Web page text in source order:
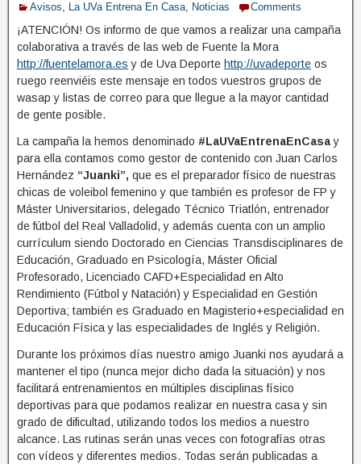
Avisos, La UVa Entrena En Casa, Noticias Comments
¡ATENCIÓN! Os informo de que vamos a realizar una campaña
colaborativa a través de las web de Fuente la Mora
http://fuentelamora.es y de Uva Deporte http://uvadeporte os
ruego reenviéis este mensaje en todos vuestros grupos de
wasap y listas de correo para que llegue a la mayor cantidad
de gente posible.
La campaña la hemos denominado #LaUVaEntrenaEnCasay
para ella contamos como gestor de contenido con Juan Carlos
Hernández “Juanki”, que es el preparador físico de nuestras
chicas de voleibol femenino y que también es profesor de FP y
Máster Universitarios, delegado Técnico Triatlón, entrenador
de fútbol del Real Valladolid, y además cuenta con un amplio
currículum siendo Doctorado en Ciencias Transdisciplinares de
Educación, Graduado en Psicología, Máster Oficial
Profesorado, Licenciado CAFD+Especialidad en Alto
Rendimiento (Fútbol y Natación) y Especialidad en Gestión
Deportiva; también es Graduado en Magisterio+especialidad en
Educación Física y las especialidades de Inglés y Religión.
Durante los próximos días nuestro amigo Juanki nos ayudará a
mantener el tipo (nunca mejor dicho dada la situación) y nos
facilitará entrenamientos en múltiples disciplinas físico
deportivas para que podamos realizar en nuestra casa y sin
grado de dificultad, utilizando todos los medios a nuestro
alcance. Las rutinas serán unas veces con fotografías otras
con vídeos y diferentes medios. Todas serán publicadas a